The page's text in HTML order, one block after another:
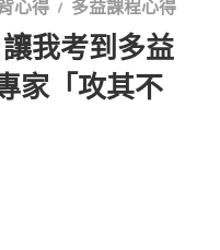
心得 多益課程心得
我考到多益
家「攻其不